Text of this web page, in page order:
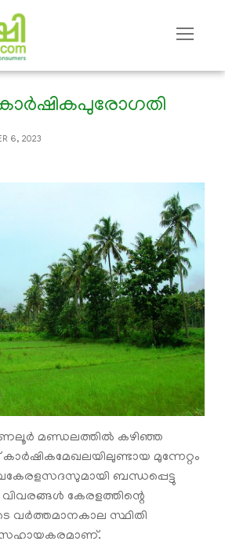
6, 2023
മണ്ഡലത്തില്‍ കഴിഞ്ഞ
മുന്നേറ്റം
ബന്ധപ്പെട്ടു
വിവരങ്ങള്‍ കേരളത്തിന്റെ
വര്‍ത്തമാനകാല സ്ഥിതി
സഹായകരമാണ്.